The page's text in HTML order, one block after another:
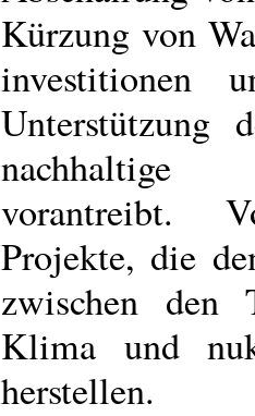
Kürzung von
Unterstützung
vorantreibt.
Projekte, die
zwischen den
Klima und
herstellen.